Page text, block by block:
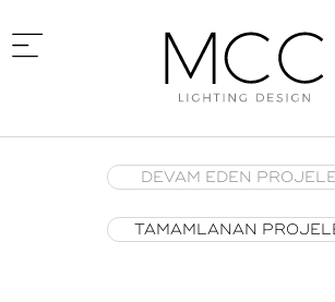
DEVAM EDEN
TAMAMLANAN